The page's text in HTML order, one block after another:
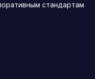
стандартам